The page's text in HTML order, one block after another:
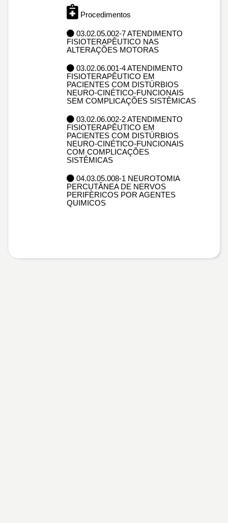
Procedimentos
03.02.05.002-7 ATENDIMENTO
FISIOTERAPÊUTICO NAS
ALTERAÇÕES MOTORAS
03.02.06.001-4 ATENDIMENTO
FISIOTERAPÊUTICO EM
PACIENTES COM DISTÚRBIOS
NEURO-CINÉTICO-FUNCIONAIS
SEM COMPLICAÇÕES SISTÊMICAS
03.02.06.002-2 ATENDIMENTO
FISIOTERAPÊUTICO EM
PACIENTES COM DISTÚRBIOS
NEURO-CINÉTICO-FUNCIONAIS
COM COMPLICAÇÕES
SISTÊMICAS
04.03.05.008-1 NEUROTOMIA
PERCUTÂNEA DE NERVOS
PERIFÈRICOS POR AGENTES
QUIMICOS